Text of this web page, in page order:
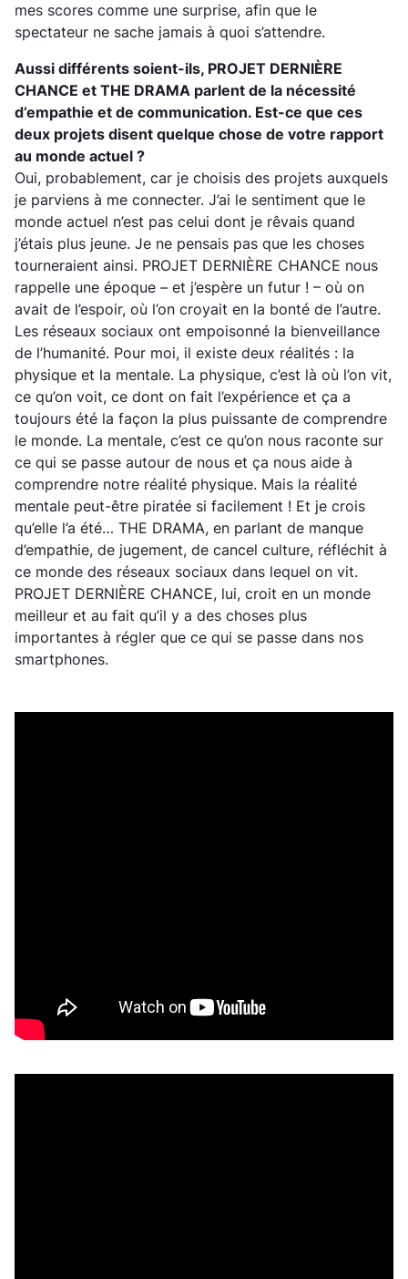
mes scores comme une surprise, afin que le
spectateur ne sache jamais à quoi s’attendre.
Aussi différents soient-ils, PROJET DERNIÈRE
CHANCE et THE DRAMA parlent de la nécessité
d’empathie et de communication. Est-ce que ces
deux projets disent quelque chose de votre rapport
au monde actuel ?
Oui, probablement, car je choisis des projets auxquels
je parviens à me connecter. J’ai le sentiment que le
monde actuel n’est pas celui dont je rêvais quand
j’étais plus jeune. Je ne pensais pas que les choses
tourneraient ainsi. PROJET DERNIÈRE CHANCE nous
rappelle une époque – et j’espère un futur ! – où on
avait de l’espoir, où l’on croyait en la bonté de l’autre.
Les réseaux sociaux ont empoisonné la bienveillance
de l’humanité. Pour moi, il existe deux réalités : la
physique et la mentale. La physique, c’est là où l’on vit,
ce qu’on voit, ce dont on fait l’expérience et ça a
toujours été la façon la plus puissante de comprendre
le monde. La mentale, c’est ce qu’on nous raconte sur
ce qui se passe autour de nous et ça nous aide à
comprendre notre réalité physique. Mais la réalité
mentale peut-être piratée si facilement ! Et je crois
qu’elle l’a été… THE DRAMA, en parlant de manque
d’empathie, de jugement, de cancel culture, réfléchit à
ce monde des réseaux sociaux dans lequel on vit.
PROJET DERNIÈRE CHANCE, lui, croit en un monde
meilleur et au fait qu’il y a des choses plus
importantes à régler que ce qui se passe dans nos
smartphones.